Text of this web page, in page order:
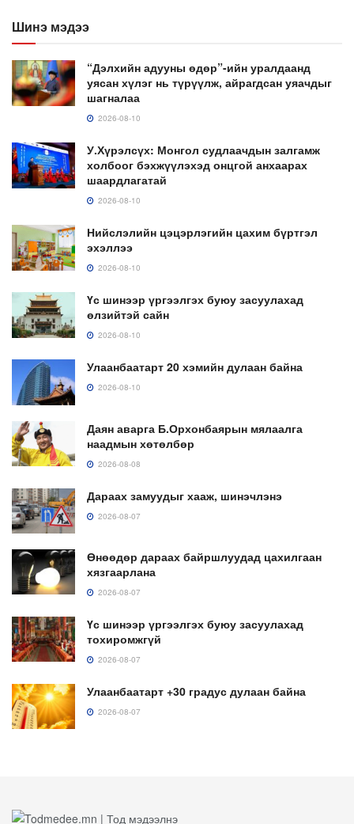
Шинэ мэдээ
“Дэлхийн адууны өдөр”-ийн уралдаанд
уясан хүлэг нь түрүүлж, айрагдсан уяачдыг
шагналаа
2026-08-10
У.Хүрэлсүх: Монгол судлаачдын залгамж
холбоог бэхжүүлэхэд онцгой анхаарах
шаардлагатай
2026-08-10
Нийслэлийн цэцэрлэгийн цахим бүртгэл
эхэллээ
2026-08-10
Үс шинээр үргээлгэх буюу засуулахад
өлзийтэй сайн
2026-08-10
Улаанбаатарт 20 хэмийн дулаан байна
2026-08-10
Даян аварга Б.Орхонбаярын мялаалга
наадмын хөтөлбөр
2026-08-08
Дараах замуудыг хааж, шинэчлэнэ
2026-08-07
Өнөөдөр дараах байршлуудад цахилгаан
хязгаарлана
2026-08-07
Үс шинээр үргээлгэх буюу засуулахад
тохиромжгүй
2026-08-07
Улаанбаатарт +30 градус дулаан байна
2026-08-07